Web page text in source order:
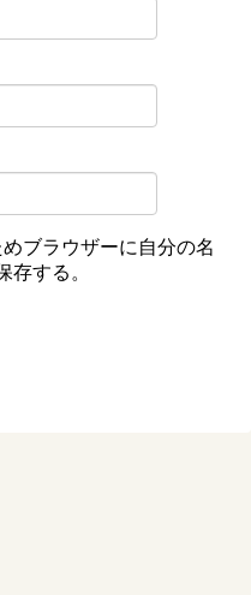
ブラウザーに自分の名
存する。